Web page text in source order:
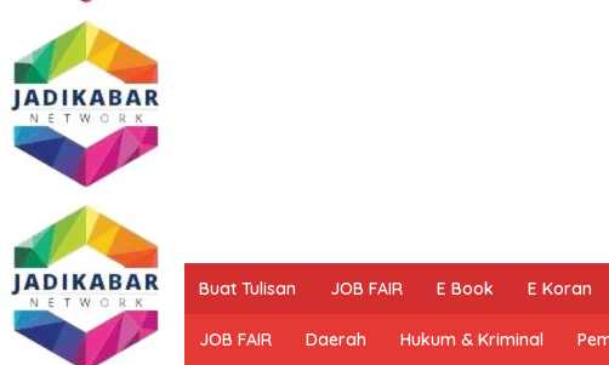
Buat Tulisan JOB FAIR E Book E Koran
JOB FAIR Daerah Hukum & Kriminal